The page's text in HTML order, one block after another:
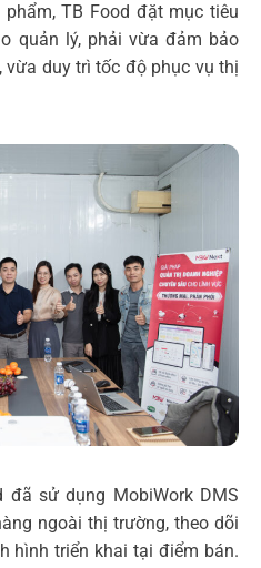
TB Food đặt mục tiêu
quản lý, phải vừa đảm bảo
duy trì tốc độ phục vụ thị
đã sử dụng MobiWork DMS
ngoài thị trường, theo dõi
hình triển khai tại điểm bán.